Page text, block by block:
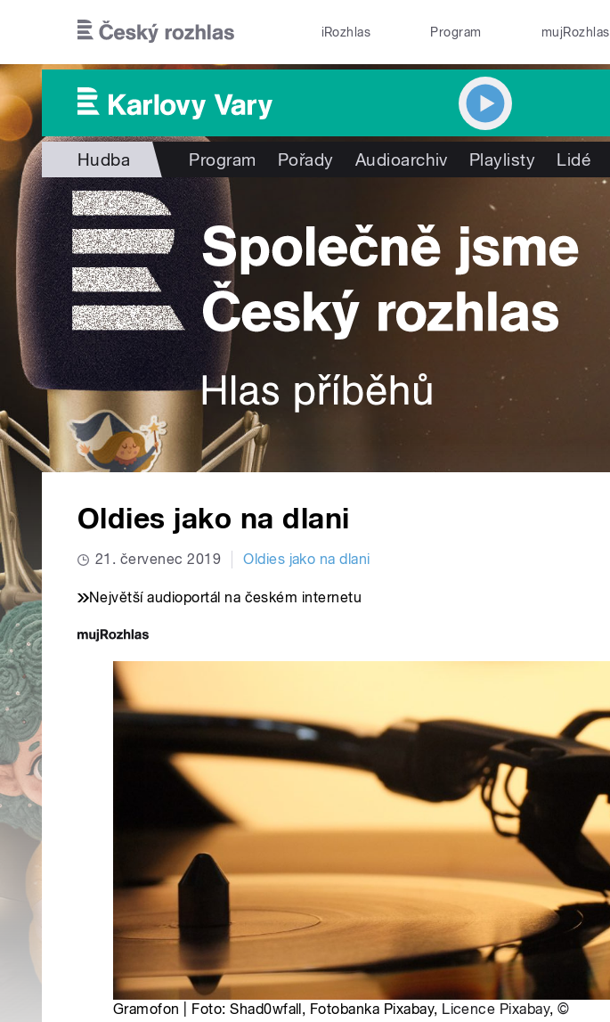
iRozhlas Program mujRozhlas
Hudba Program Pořady Audioarchiv Playlisty Lidé
Oldies jako na dlani
21. červenec 2019 Oldies jako na dlani
Největší audioportál na českém internetu
Gramofon | Foto: Shad0wfall, Fotobanka Pixabay, Licence Pixabay,©